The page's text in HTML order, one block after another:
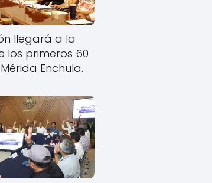
llegará a la
los primeros 60
Enchula.